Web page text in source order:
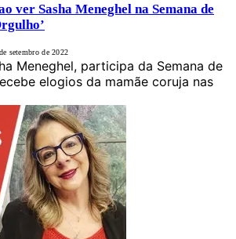
ver Sasha Meneghel na Semana de
setembro de 2022
Meneghel, participa da Semana de
elogios da mamãe coruja nas